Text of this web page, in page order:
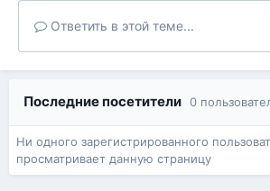
Ответить в этой теме...
Последние посетители 0
Ни одного зарегистрированного
просматривает данную страницу